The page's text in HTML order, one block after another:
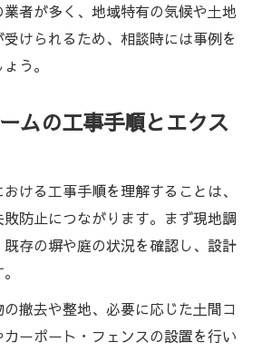
者が多く、地域特有の気候や土地
けられるため、相談時には事例を
う。
ムの工事手順とエクス
ける工事手順を理解することは、
防止につながります。まず現地調
存の塀や庭の状況を確認し、設計
撤去や整地、必要に応じた土間コ
ーポート・フェンスの設置を行い